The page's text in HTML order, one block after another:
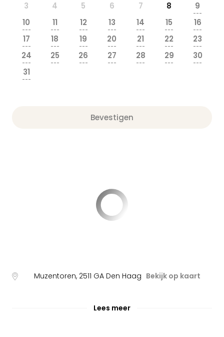
3
4 5 6 7 8 9
---
10
---
11
---
12
---
13
---
14
---
15
---
16
---
17
---
18
---
19
---
20
---
21
---
22
---
23
---
24
---
25
---
26
---
27
---
28
---
29
---
30
---
31
---
Bevestigen
Muzentoren, 2511 GA Den Haag Bekijk op kaart
Lees meer